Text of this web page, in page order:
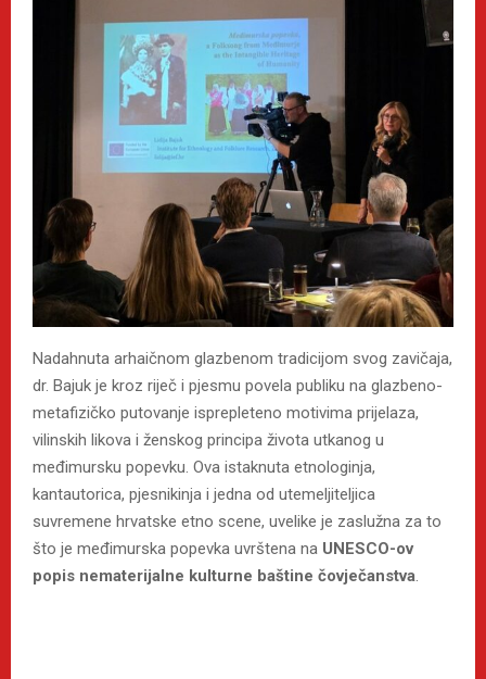
Nadahnuta arhaičnom glazbenom tradicijom svog zavičaja,
dr. Bajuk je kroz riječ i pjesmu povela publiku na glazbeno-
metafizičko putovanje isprepleteno motivima prijelaza,
vilinskih likova i ženskog principa života utkanog u
međimursku popevku. Ova istaknuta etnologinja,
kantautorica, pjesnikinja i jedna od utemeljiteljica
suvremene hrvatske etno scene, uvelike je zaslužna za to
što je međimurska popevka uvrštena na UNESCO-ov
popis nematerijalne kulturne baštine čovječanstva.